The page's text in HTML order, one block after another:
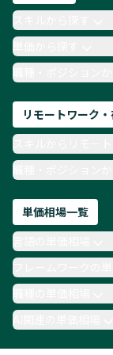
AIエンジニア
月収100万円
TypeScript
単価から探す
職種・ポジションか
リモートワーク
職種・ポジション
単価相場一覧
職種の単価相場
AI関連の単価相場